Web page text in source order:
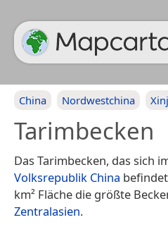
China Nordwestchina
Tarimbecken
Das Tarimbecken, das sich
Volksrepublik China
km² Fläche die größte
Zentralasien.